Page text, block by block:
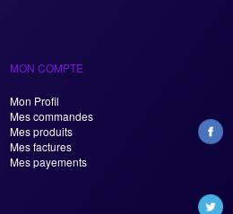
MON COMPTE
Mon Profil
Mes commandes
Mes produits
Mes factures
Mes payements